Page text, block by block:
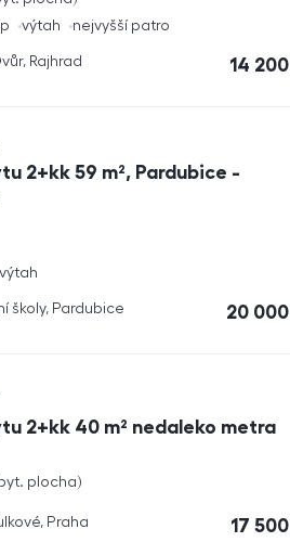
výtah nejvyšší patro
Rajhrad cena
14 200
2+kk 59 m², Pardubice -
výtah
školy, Pardubice cena
20 000
2+kk 40 m² nedaleko metra
plocha
Praha cena
17 500